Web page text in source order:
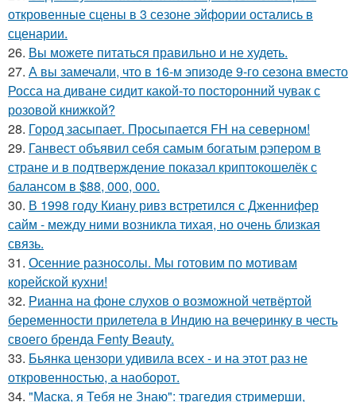
откровенные сцены в 3 сезоне эйфории остались в
сценарии.
26. Вы можете питаться правильно и не худеть.
27. А вы замечали, что в 16-м эпизоде 9-го сезона вместо
Росса на диване сидит какой-то посторонний чувак с
розовой книжкой?
28. Город засыпает. Просыпается FH на северном!
29. Ганвест объявил себя самым богатым рэпером в
стране и в подтверждение показал криптокошелёк с
балансом в $88, 000, 000.
30. В 1998 году Киану ривз встретился с Дженнифер
сайм - между ними возникла тихая, но очень близкая
связь.
31. Осенние разносолы. Мы готовим по мотивам
корейской кухни!
32. Рианна на фоне слухов о возможной четвёртой
беременности прилетела в Индию на вечеринку в честь
своего бренда Fenty Beauty.
33. Бьянка цензори удивила всех - и на этот раз не
откровенностью, а наоборот.
34. "Маска, я Тебя не Знаю": трагедия стримерши,